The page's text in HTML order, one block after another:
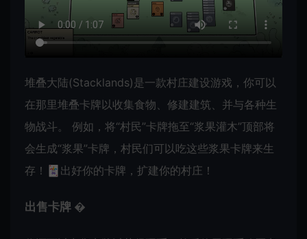
堆叠大陆(Stacklands)是一款村庄建设游戏，你可以
在那里堆叠卡牌以收集食物、修建建筑、并与各种生
物战斗。 例如，将“村民”卡牌拖至“浆果灌木”顶部将
会生成“浆果”卡牌，村民们可以吃这些浆果卡牌来生
存！🃏出好你的卡牌，扩建你的村庄！
出售卡牌 �